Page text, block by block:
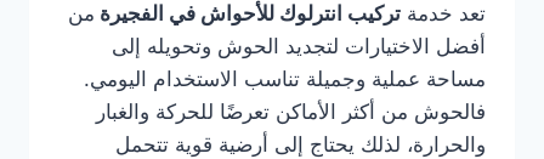
تعد خدمة تركيب انترلوك للأحواش في الفجيرة من
أفضل الاختيارات لتجديد الحوش وتحويله إلى
مساحة عملية وجميلة تناسب الاستخدام اليومي.
فالحوش من أكثر الأماكن تعرضًا للحركة والغبار
والحرارة، لذلك يحتاج إلى أرضية قوية تتحمل